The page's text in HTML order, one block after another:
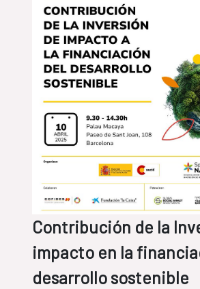
Contribución de la
impacto en la
desarrollo sostenible